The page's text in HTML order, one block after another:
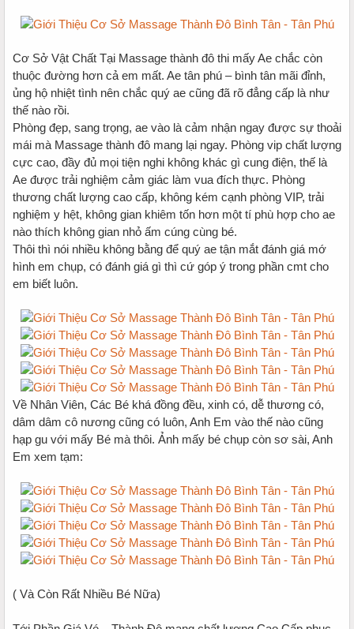
Cơ Sở Vật Chất Tại Massage thành đô thi mấy Ae chắc còn
thuộc đường hơn cả em mất. Ae tân phú – bình tân mãi đỉnh,
ủng hộ nhiệt tình nên chắc quý ae cũng đã rõ đẳng cấp là như
thế nào rồi.
Phòng đẹp, sang trọng, ae vào là cảm nhận ngay được sự thoải
mái mà Massage thành đô mang lại ngay. Phòng vip chất lượng
cực cao, đầy đủ mọi tiện nghi không khác gì cung điện, thế là
Ae được trải nghiệm cảm giác làm vua đích thực. Phòng
thương chất lượng cao cấp, không kém cạnh phòng VIP, trải
nghiệm y hệt, không gian khiêm tốn hơn một tí phù hợp cho ae
nào thích không gian nhỏ ấm cúng cùng bé.
Thôi thì nói nhiều không bằng để quý ae tận mắt đánh giá mớ
hình em chụp, có đánh giá gì thì cứ góp ý trong phần cmt cho
em biết luôn.
Về Nhân Viên, Các Bé khá đồng đều, xinh có, dễ thương có,
dâm dâm cô nương cũng có luôn, Anh Em vào thế nào cũng
hạp gu với mấy Bé mà thôi. Ảnh mấy bé chụp còn sơ sài, Anh
Em xem tạm:
( Và Còn Rất Nhiều Bé Nữa)